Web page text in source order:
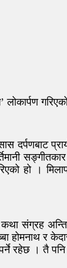
हो ।
कथा संग्रह
होमनाथ र
रहेछ । तै